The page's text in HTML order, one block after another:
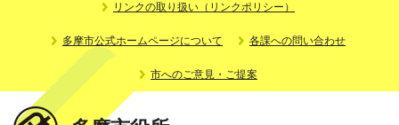
リンクの取り扱い（リンクポリシー）
多摩市公式ホームページについて 各課への問い合わせ
市へのご意見・ご提案